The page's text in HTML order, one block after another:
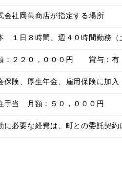
会社岡萬商店が指定する場所
１日８時間、週４０時間勤務（
：２２０，０００円 賞与：有
保険、厚生年金、雇用保険に加入
手当 月額：５０，０００円
に必要な経費は、町との委託契